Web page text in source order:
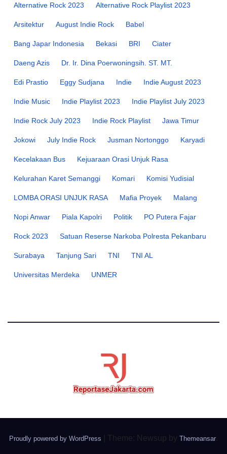
Alternative Rock 2023 Alternative Rock Playlist 2023
Arsitektur August Indie Rock Babel
Bang Japar Indonesia Bekasi BRI Ciater
Daeng Azis Dr. Ir. Dina Poerwoningsih. ST. MT.
Edi Prastio Eggy Sudjana Indie Indie August 2023
Indie Music Indie Playlist 2023 Indie Playlist July 2023
Indie Rock July 2023 Indie Rock Playlist Jawa Timur
Jokowi July Indie Rock Jusman Nortonggo Karyadi
Kecelakaan Bus Kejuaraan Orasi Unjuk Rasa
Kelurahan Karet Semanggi Komari Komisi Yudisial
LOMBA ORASI UNJUK RASA Mafia Proyek Malang
Nopi Anwar Piala Kapolri Politik PO Putera Fajar
Rock 2023 Satuan Reserse Narkoba Polresta Pekanbaru
Surabaya Tanjung Sari TNI TNI AL
Universitas Merdeka UNMER
Proudly powered by WordPress Theme: Newsup by Themeansar.